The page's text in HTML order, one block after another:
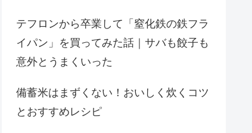
テフロンから卒業して「窒化鉄の鉄フラ
イパン」を買ってみた話｜サバも餃子も
意外とうまくいった
備蓄米はまずくない！おいしく炊くコツ
とおすすめレシピ